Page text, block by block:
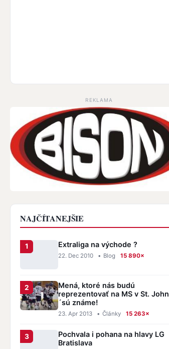
REKLAMA
NAJČÍTANEJŠIE
Extraliga na východe ?
22. Dec 2010 • Blog 15 890×
Mená, ktoré nás budú
reprezentovať na MS v St. John
´sú známe!
23. Apr 2013 • Články 15 263×
Pochvala i pohana na hlavy LG
Bratislava